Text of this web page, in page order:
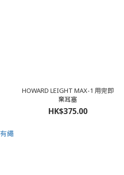
HOWARD LEIGHT MAX-1 用完即
棄耳塞
HK$375.00